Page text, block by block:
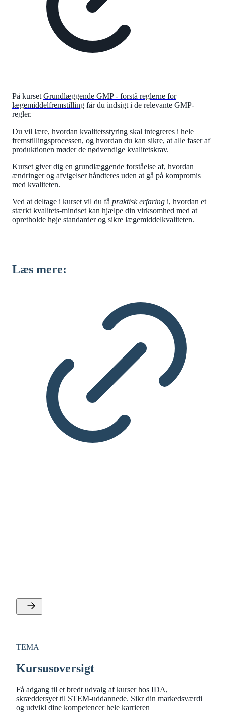
På kurset Grundlæggende GMP - forstå reglerne for
lægemiddelfremstilling får du indsigt i de relevante GMP-
regler.
Du vil lære, hvordan kvalitetsstyring skal integreres i hele
fremstillingsprocessen, og hvordan du kan sikre, at alle faser af
produktionen møder de nødvendige kvalitetskrav.
Kurset giver dig en grundlæggende forståelse af, hvordan
ændringer og afvigelser håndteres uden at gå på kompromis
med kvaliteten.
Ved at deltage i kurset vil du få praktisk erfaring i, hvordan et
stærkt kvalitets-mindset kan hjælpe din virksomhed med at
opretholde høje standarder og sikre lægemiddelkvaliteten.
Læs mere:
TEMA
Kursusoversigt
Få adgang til et bredt udvalg af kurser hos IDA,
skræddersyet til STEM-uddannede. Sikr din markedsværdi
og udvikl dine kompetencer hele karrieren